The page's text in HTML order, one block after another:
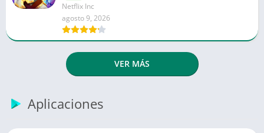
Netflix Inc
agosto 9, 2026
VER MÁS
Aplicaciones